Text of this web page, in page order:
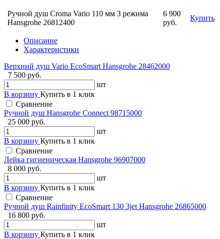
Ручной душ Croma Vario 110 мм 3 режима
Hansgrohe 26812400
6 900
руб.
Купить
Описание
Характеристики
Верхний душ Vario EcoSmart Hansgrohe 28462000
7 500 руб.
шт
В корзину Купить в 1 клик
Сравнение
Ручной душ Hansgrohe Connect 98715000
25 000 руб.
шт
В корзину Купить в 1 клик
Сравнение
Лейка гигиеническая Hansgrohe 96907000
8 000 руб.
шт
В корзину Купить в 1 клик
Сравнение
Ручной душ Rainfinity EcoSmart 130 3jet Hansgrohe 26865000
16 800 руб.
шт
В корзину Купить в 1 клик